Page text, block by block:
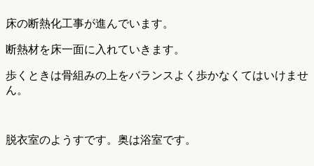
床の断熱化工事が進んでいます。
断熱材を床一面に入れていきます。
歩くときは骨組みの上をバランスよく歩かなくてはいけませ
ん。
脱衣室のようすです。奥は浴室です。